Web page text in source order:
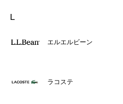
L
エルエルビーン
ラコステ